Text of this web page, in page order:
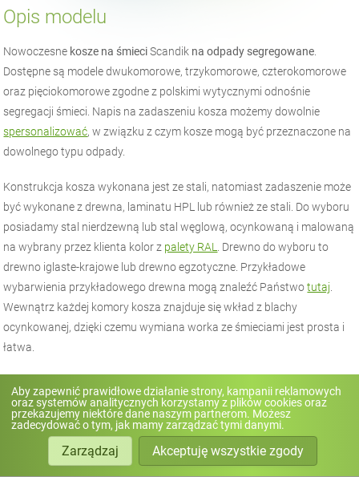
Opis modelu
Nowoczesne kosze na śmieciScandik na odpady segregowane.
Dostępne są modele dwukomorowe, trzykomorowe, czterokomorowe
oraz pięciokomorowe zgodne z polskimi wytycznymi odnośnie
segregacji śmieci. Napis na zadaszeniu kosza możemy dowolnie
spersonalizować, w związku z czym kosze mogą być przeznaczone na
dowolnego typu odpady.
Konstrukcja kosza wykonana jest ze stali, natomiast zadaszenie może
być wykonane z drewna, laminatu HPL lub również ze stali. Do wyboru
posiadamy stal nierdzewną lub stal węglową, ocynkowaną i malowaną
na wybrany przez klienta kolor z palety RAL. Drewno do wyboru to
drewno iglaste-krajowe lub drewno egzotyczne. Przykładowe
wybarwienia przykładowego drewna mogą znaleźć Państwotutaj.
Wewnątrz każdej komory kosza znajduje się wkład z blachy
ocynkowanej, dzięki czemu wymiana worka ze śmieciami jest prosta i
łatwa.
wchodzą: ławki miejskie, donice, orazstacja solarna.
Aby zapewnić prawidłowe działanie strony, kampanii reklamowych
oraz systemów analitycznych korzystamy z plików cookies oraz
przekazujemy niektóre dane naszym partnerom. Możesz
zadecydować o tym, jak mamy zarządzać tymi danymi.
Zarządzaj Akceptuję wszystkie zgody